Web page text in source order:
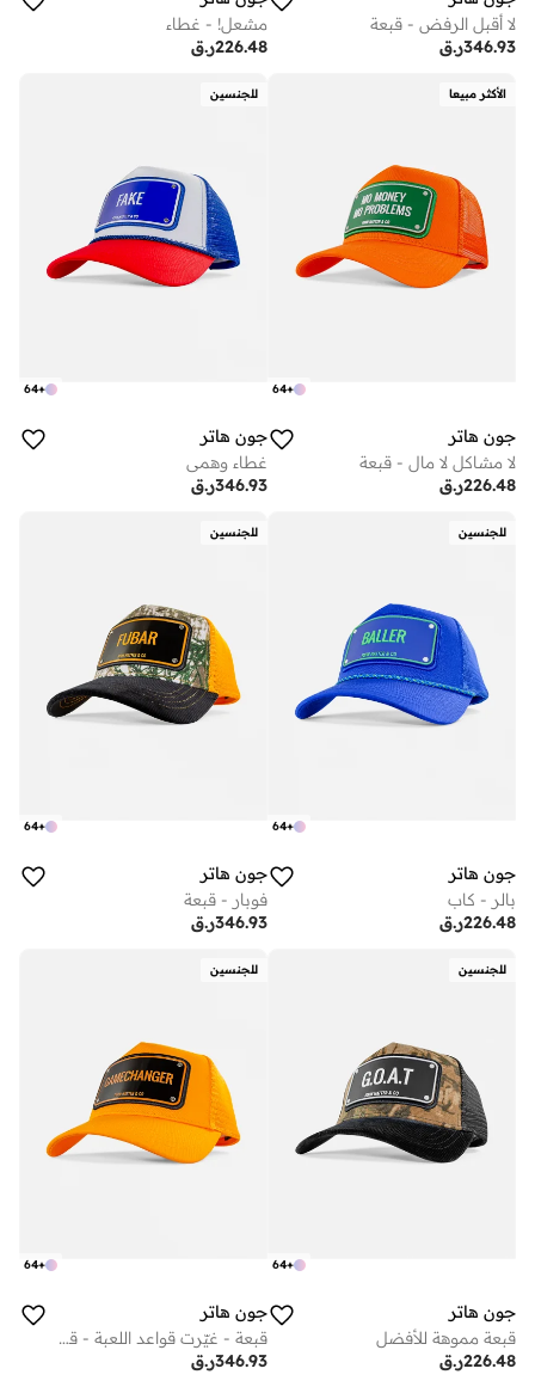
لا أقبل الرفض - قبعة
ر.ق346.93
مشعل! - غطاء
ر.ق226.48
الأكثر مبيعا
+
64
جون هاتر
لا مشاكل لا مال - قبعة
ر.ق226.48
للجنسين
+
64
جون هاتر
غطاء وهمي
ر.ق346.93
للجنسين
+
64
جون هاتر
بالر - كاب
ر.ق226.48
للجنسين
+
64
جون هاتر
فوبار - قبعة
ر.ق346.93
للجنسين
+
64
جون هاتر
قبعة مموهة للأفضل
ر.ق226.48
للجنسين
+
64
جون هاتر
قبعة - غيّرت قواعد اللعبة - قبعة
ر.ق346.93